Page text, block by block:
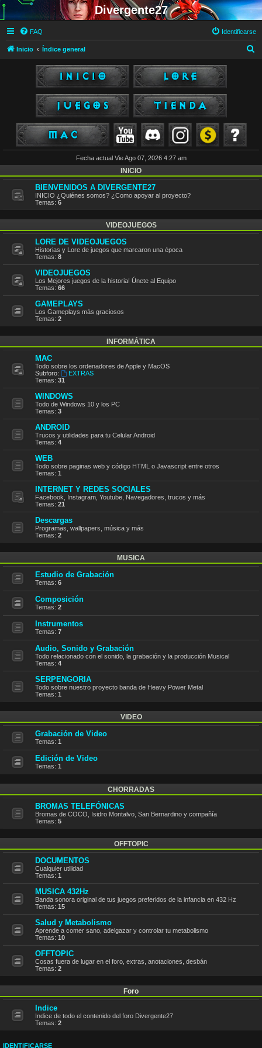
Divergente27
FAQ Identificarse
Inicio Índice general
Fecha actual Vie Ago 07, 2026 4:27 am
INICIO
BIENVENIDOS A DIVERGENTE27
INICIO ¿Quiénes somos? ¿Como apoyar al proyecto?
Temas: 6
VIDEOJUEGOS
LORE DE VIDEOJUEGOS
Historias y Lore de juegos que marcaron una época
Temas: 8
VIDEOJUEGOS
Los Mejores juegos de la historia! Únete al Equipo
Temas: 66
GAMEPLAYS
Los Gameplays más graciosos
Temas: 2
INFORMÁTICA
MAC
Todo sobre los ordenadores de Apple y MacOS
Subforo:
EXTRAS
Temas: 31
WINDOWS
Todo de Windows 10 y los PC
Temas: 3
ANDROID
Trucos y utilidades para tu Celular Android
Temas: 4
WEB
Todo sobre paginas web y código HTML o Javascript entre otros
Temas: 1
INTERNET Y REDES SOCIALES
Facebook, Instagram, Youtube, Navegadores, trucos y más
Temas: 21
Descargas
Programas, wallpapers, música y más
Temas: 2
MUSICA
Estudio de Grabación
Temas: 6
Composición
Temas: 2
Instrumentos
Temas: 7
Audio, Sonido y Grabación
Todo relacionado con el sonido, la grabación y la producción Musical
Temas: 4
SERPENGORIA
Todo sobre nuestro proyecto banda de Heavy Power Metal
Temas: 1
VIDEO
Grabación de Video
Temas: 1
Edición de Video
Temas: 1
CHORRADAS
BROMAS TELEFÓNICAS
Bromas de COCO, Isidro Montalvo, San Bernardino y compañía
Temas: 5
OFFTOPIC
DOCUMENTOS
Cualquier utilidad
Temas: 1
MUSICA 432Hz
Banda sonora original de tus juegos preferidos de la infancia en 432 Hz
Temas: 15
Salud y Metabolismo
Aprende a comer sano, adelgazar y controlar tu metabolismo
Temas: 10
OFFTOPIC
Cosas fuera de lugar en el foro, extras, anotaciones, desbán
Temas: 2
Foro
Indice
Indice de todo el contenido del foro Divergente27
Temas: 2
IDENTIFICARSE